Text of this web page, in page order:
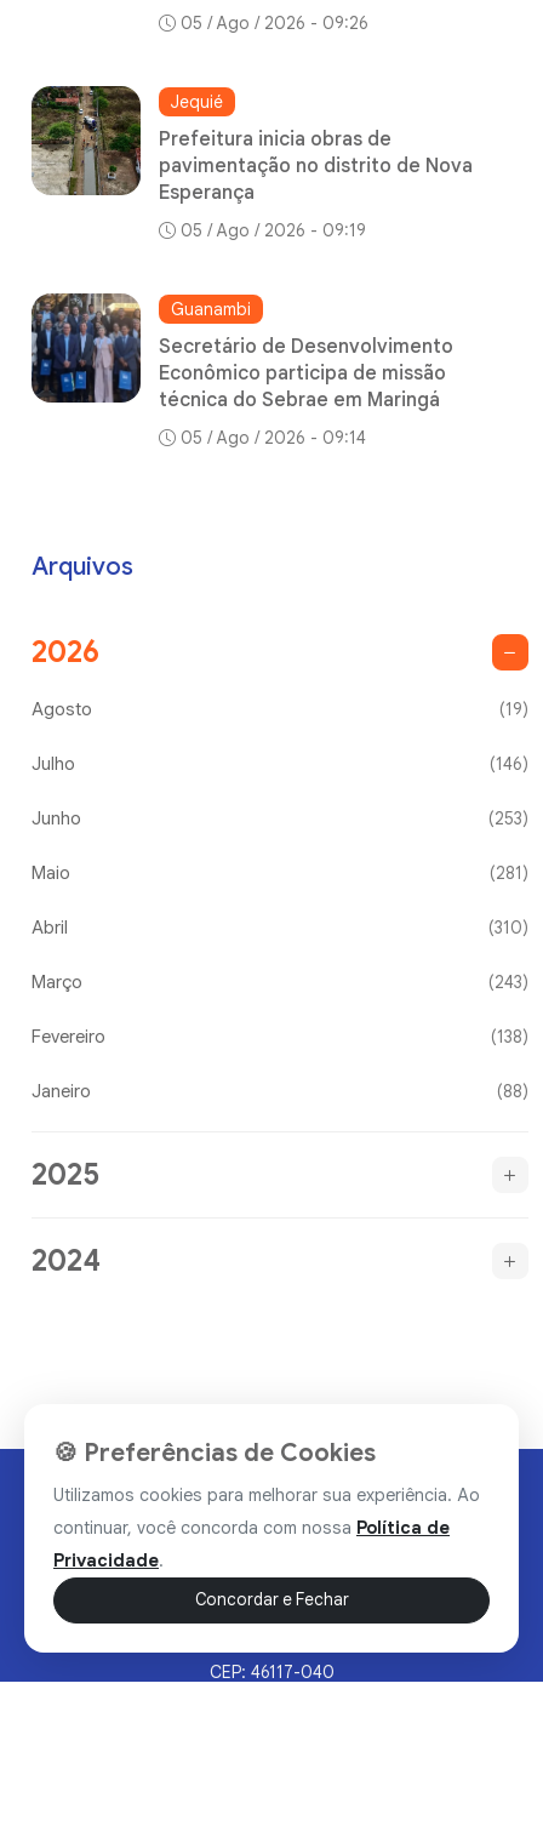
05 / Ago / 2026 - 09:26
Jequié
Prefeitura inicia obras de
pavimentação no distrito de Nova
Esperança
05 / Ago / 2026 - 09:19
Guanambi
Secretário de Desenvolvimento
Econômico participa de missão
técnica do Sebrae em Maringá
05 / Ago / 2026 - 09:14
Arquivos
2026
Agosto (19)
Julho (146)
Junho (253)
Maio (281)
Abril (310)
Março (243)
Fevereiro (138)
Janeiro (88)
2025
2024
CEP: 46117-040
🍪 Preferências de Cookies
Utilizamos cookies para melhorar sua experiência. Ao
continuar, você concorda com nossa Política de
Privacidade.
Concordar e Fechar